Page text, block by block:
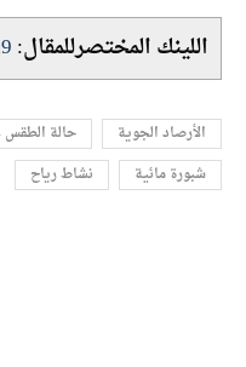
اللينك المختصرللمقال:
الأرصاد الجوية حالة الطقس
شبورة مائية
نشاط رياح